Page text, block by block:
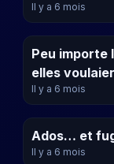
Il y a 6 mois
Peu importe
elles
Il y a 6 mois
Ados… et
Il y a 6 mois